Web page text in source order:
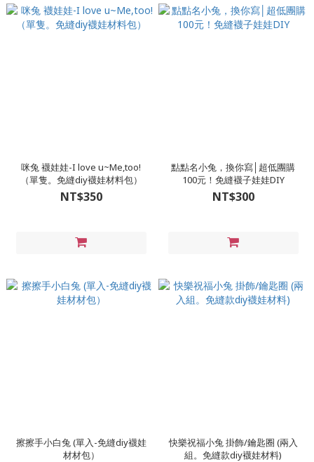
咪兔 襪娃娃-I love u~Me,too!
（單隻。免縫diy襪娃材料包）
NT$350
點點名小兔，換你寫│超低團購
100元！免縫襪子娃娃DIY
NT$300
擦擦手小白兔 (單入-免縫diy襪娃
材材包）
快樂祝福小兔 掛飾/鑰匙圈 (兩入
組。免縫款diy襪娃材料)